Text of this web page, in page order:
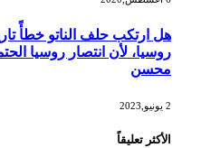
هل ارتكب حلف الناتو خطأً
روسيا، لأن انتصار روسيا
محسن
الأكثر تعليقاً